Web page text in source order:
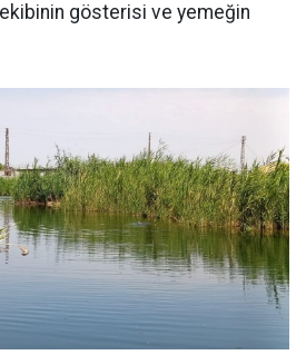
gösterisi ve yemeğin